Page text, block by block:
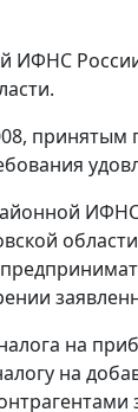
принятым
ИФНС
на
на